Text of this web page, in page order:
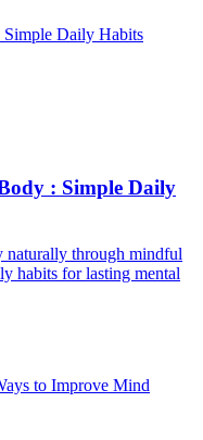
: Simple Daily
naturally through mindful
habits for lasting mental